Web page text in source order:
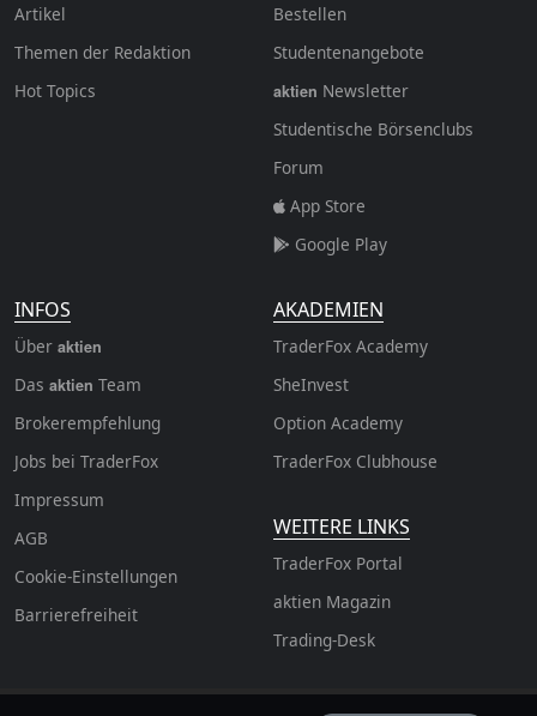
Artikel
Themen der Redaktion
Hot Topics
Bestellen
Studentenangebote
aktien Newsletter
Studentische Börsenclubs
Forum
App Store
Google Play
INFOS
Über aktien
Das aktien Team
Brokerempfehlung
Jobs bei TraderFox
Impressum
AGB
Cookie-Einstellungen
Barrierefreiheit
AKADEMIEN
TraderFox Academy
SheInvest
Option Academy
TraderFox Clubhouse
WEITERE LINKS
TraderFox Portal
aktien Magazin
Trading-Desk